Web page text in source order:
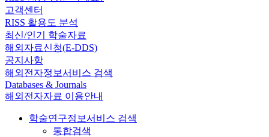
고객센터
RISS 활용도 분석
최신/인기 학술자료
해외자료신청(E-DDS)
공지사항
해외전자정보서비스 검색
Databases & Journals
해외전자자료 이용안내
학술연구정보서비스 검색
통합검색